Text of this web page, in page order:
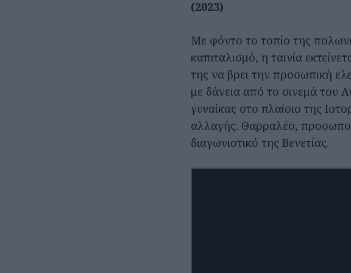
(2023)
Με φόντο το τοπίο της
καπιταλισμό, η ταινία
της να βρει την προσωπική
με δάνεια από το σινεμά του
γυναίκας στο πλαίσιο της
αλλαγής. Θαρραλέο,
διαγωνιστικό της Βενετίας.